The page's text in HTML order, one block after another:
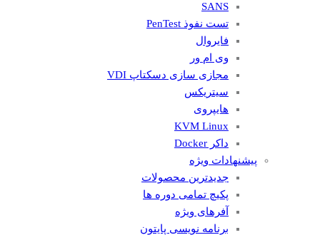
SANS
تست نفوذ PenTest
فایروال
وی ام ور
مجازی سازی دسکتاپ VDI
سیتریکس
هایپروی
KVM Linux
داکر Docker
پیشنهادات ویژه
جدیدترین محصولات
پکیچ تمامی دوره ها
آفرهای ویژه
برنامه نویسی پایتون